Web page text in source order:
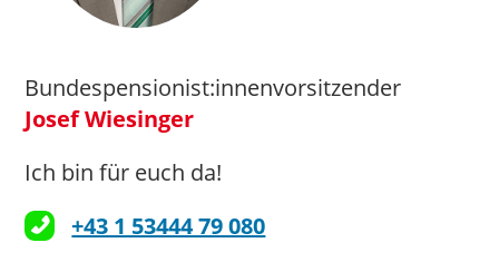
Bundespensionist:innenvorsitzender
Josef Wiesinger
Ich bin für euch da!
+43 1 53444 79 080